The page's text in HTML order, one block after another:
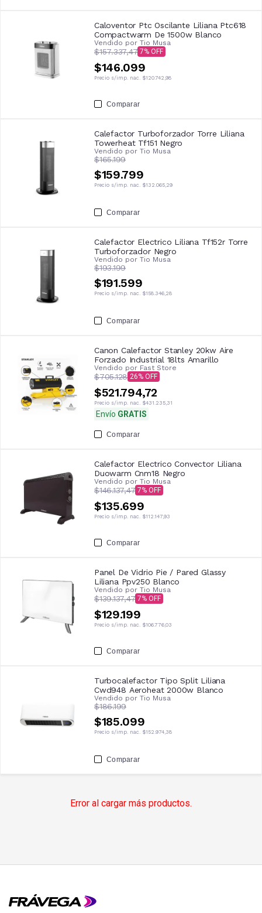
Caloventor Ptc Oscilante Liliana Ptc618
Compactwarm De 1500w Blanco
Vendido por Tio Musa
$157.337,47 7
$146.099
Precio s/imp. nac. $120.742,98
Comparar
Calefactor Turboforzador Torre Liliana
Towerheat Tf151 Negro
Vendido por Tio Musa
$165.199
$159.799
Precio s/imp. nac. $132.065,29
Comparar
Calefactor Electrico Liliana Tf152r Torre
Turboforzador Negro
Vendido por Tio Musa
$193.199
$191.599
Precio s/imp. nac. $158.346,28
Comparar
Canon Calefactor Stanley 20kw Aire
Forzado Industrial 18lts Amarillo
Vendido por Fast Store
$705.128 26
$521.794,72
Precio s/imp. nac. $431.235,31
Envío GRATIS
Comparar
Calefactor Electrico Convector Liliana
Duowarm Cnm18 Negro
Vendido por Tio Musa
$146.137,47 7
$135.699
Precio s/imp. nac. $112.147,93
Comparar
Panel De Vidrio Pie / Pared Glassy
Liliana Ppv250 Blanco
Vendido por Tio Musa
$139.137,47 7
$129.199
Precio s/imp. nac. $106.776,03
Comparar
Turbocalefactor Tipo Split Liliana
Cwd948 Aeroheat 2000w Blanco
Vendido por Tio Musa
$186.199
$185.099
Precio s/imp. nac. $152.974,38
Comparar
Error al cargar más productos.